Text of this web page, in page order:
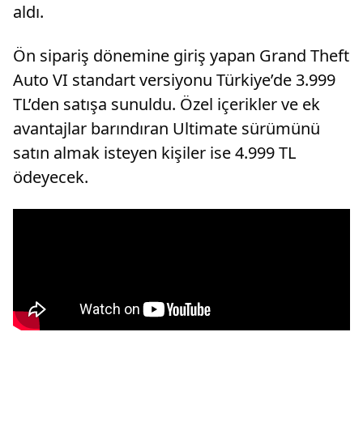
aldı.
Ön sipariş dönemine giriş yapan Grand Theft
Auto VI standart versiyonu Türkiye’de 3.999
TL’den satışa sunuldu. Özel içerikler ve ek
avantajlar barındıran Ultimate sürümünü
satın almak isteyen kişiler ise 4.999 TL
ödeyecek.